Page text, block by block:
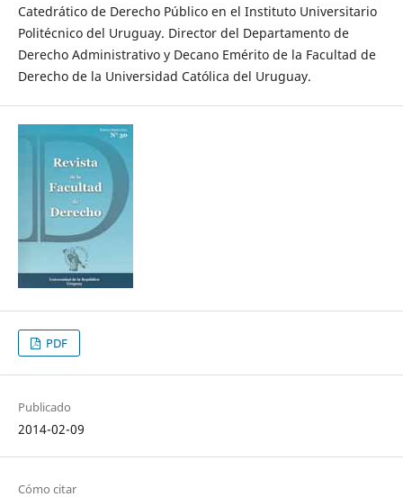
Catedrático de Derecho Público en el Instituto Universitario
Politécnico del Uruguay. Director del Departamento de
Derecho Administrativo y Decano Emérito de la Facultad de
Derecho de la Universidad Católica del Uruguay.
PDF
Publicado
2014-02-09
Cómo citar